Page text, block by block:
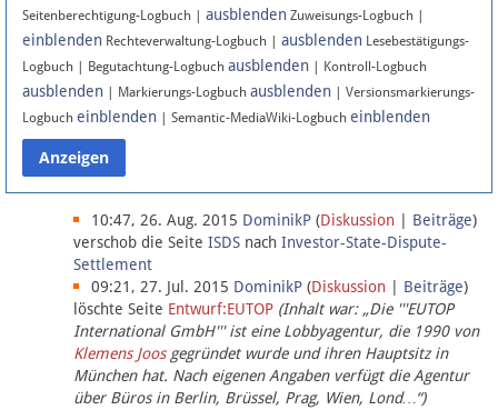
Instagram
Anmelden
Datenschutz
Über Lobbypedia
Impressum
Seitenberechtigung-Logbuch | ausblenden Zuweisungs-Logbuch |
einblenden Rechteverwaltung-Logbuch | ausblenden Lesebestätigungs-
Logbuch | Begutachtung-Logbuch ausblenden | Kontroll-Logbuch
ausblenden | Markierungs-Logbuch ausblenden | Versionsmarkierungs-
Logbuch einblenden | Semantic-MediaWiki-Logbuch einblenden
10:47, 26. Aug. 2015 DominikP (Diskussion Beiträge)
verschob die Seite ISDS nach Investor-State-Dispute-
Settlement
09:21, 27. Jul. 2015 DominikP (Diskussion Beiträge)
löschte Seite Entwurf:EUTOP (Inhalt war: „Die '''EUTOP
International GmbH''' ist eine Lobbyagentur, die 1990 von
Klemens Joosgegründet wurde und ihren Hauptsitz in
München hat. Nach eigenen Angaben verfügt die Agentur
über Büros in Berlin, Brüssel, Prag, Wien, Lond…“)